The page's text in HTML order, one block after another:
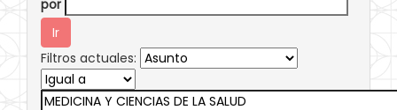
por
Filtros actuales: